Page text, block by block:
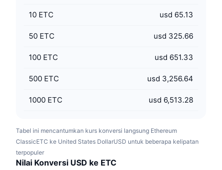
10 ETC usd 65.13
50 ETC usd 325.66
100 ETC usd 651.33
500 ETC usd 3,256.64
1000 ETC usd 6,513.28
Tabel ini mencantumkan kurs konversi langsung Ethereum
ClassicETC ke United States DollarUSD untuk beberapa kelipatan
terpopuler
Nilai Konversi USD ke ETC